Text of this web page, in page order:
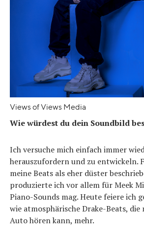
Views of Views Media
Wie würdest du dein Soundbild
Ich versuche mich einfach immer
herauszufordern und zu entwickeln.
meine Beats als eher düster
produzierte ich vor allem für Meek
Piano-Sounds mag. Heute feiere ich
wie atmosphärische Drake-Beats, die
Auto hören kann, mehr.